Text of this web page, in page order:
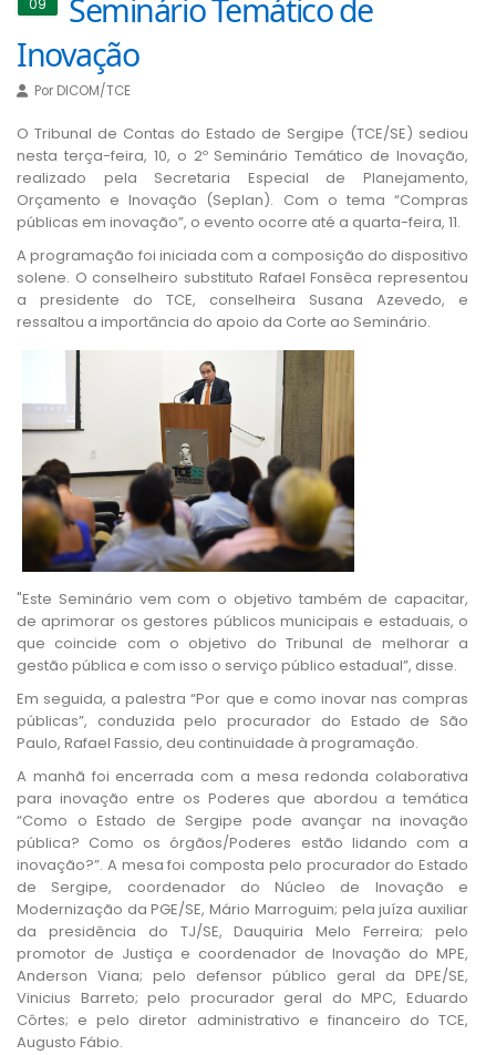
09
Seminário Temático de
Inovação
Por DICOM/TCE
​O Tribunal de Contas do Estado de Sergipe (TCE/SE) sediou
nesta terça-feira, 10, o 2º Seminário Temático de Inovação,
realizado pela Secretaria Especial de Planejamento,
Orçamento e Inovação (Seplan). Com o tema “Compras
públicas em inovação”, o evento ocorre até a quarta-feira, 11.
A programação foi iniciada com a composição do dispositivo
solene. O conselheiro substituto Rafael Fonsêca representou
a presidente do TCE, conselheira Susana Azevedo, e
ressaltou a importância do apoio da Corte ao Seminário.
"Este Seminário vem com o objetivo também de capacitar,
de aprimorar os gestores públicos municipais e estaduais, o
que coincide com o objetivo do Tribunal de melhorar a
gestão pública e com isso o serviço público estadual”, disse.
Em seguida, a palestra “Por que e como inovar nas compras
públicas”, conduzida pelo procurador do Estado de São
Paulo, Rafael Fassio, deu continuidade à programação.
A manhã foi encerrada com a mesa redonda colaborativa
para inovação entre os Poderes que abordou a temática
“Como o Estado de Sergipe pode avançar na inovação
pública? Como os órgãos/Poderes estão lidando com a
inovação?”. A mesa foi composta pelo procurador do Estado
de Sergipe, coordenador do Núcleo de Inovação e
Modernização da PGE/SE, Mário Marroguim; pela juíza auxiliar
da presidência do TJ/SE, Dauquiria Melo Ferreira; pelo
promotor de Justiça e coordenador de Inovação do MPE,
Anderson Viana; pelo defensor público geral da DPE/SE,
Vinicius Barreto; pelo procurador geral do MPC, Eduardo
Côrtes; e pelo diretor administrativo e financeiro do TCE,
Augusto Fábio.